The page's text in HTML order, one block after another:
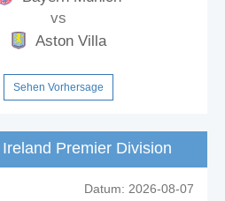
vs
Aston Villa
Sehen Vorhersage
Premier Division
Datum: 2026-08-07